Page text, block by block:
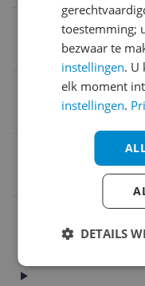
Stoomproductie
50 tot 100 gram/min
Vermogen
3.000 Hz
8720389045578
toestemming;
bezwaar te
instellingen. U
elk moment
instellingen.
DETAILS